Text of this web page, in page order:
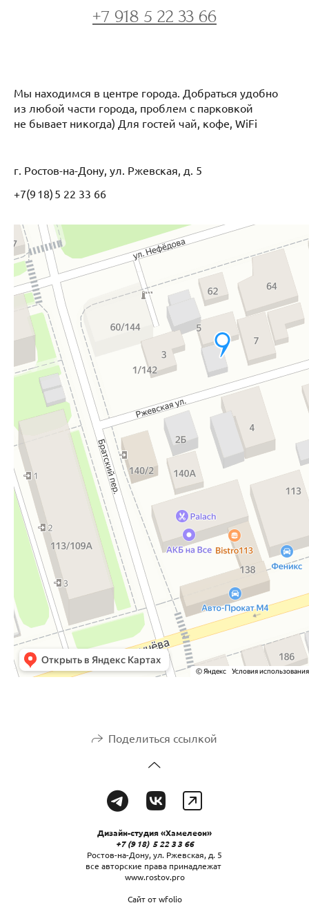
+7 918 5 22 33 66
Мы находимся в центре города. Добраться удобно
из любой части города, проблем с парковкой
не бывает никогда) Для гостей чай, кофе, WiFi
г. Ростов-на-Дону, ул. Ржевская, д. 5
+7(9 18) 5 22 33 66
Поделиться ссылкой
Дизайн-студия «Хамелеон»
+7 (9 18) 5 22 3 3 66
Ростов-на-Дону, ул. Ржевская, д. 5
все авторские права принадлежат
www.rostov.pro
Сайт отwfolio